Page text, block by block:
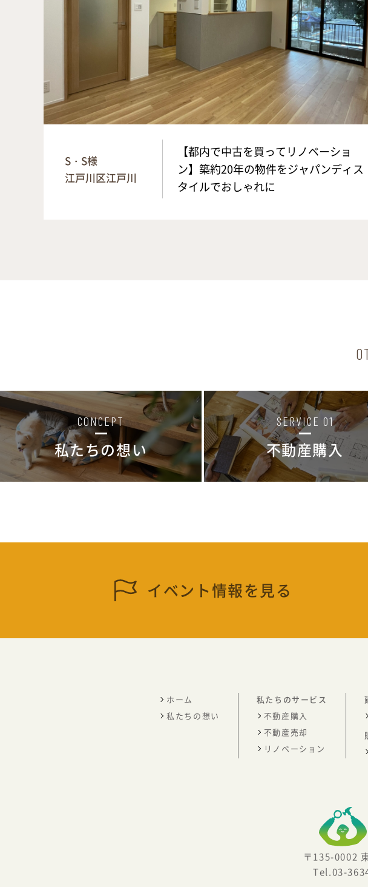
S・S様
江戸川区江戸川
【都内で中古を買ってリノベーショ
ン】築約20年の物件をジャパンディス
タイルでおしゃれに
CONCEPT
私たちの想い
SERVICE 01
不動産購入
イベント情報を見る
ホーム
私たちの想い
私たちのサービス
不動産購入
不動産売却
リノベーション
〒135-0002
Tel.03-